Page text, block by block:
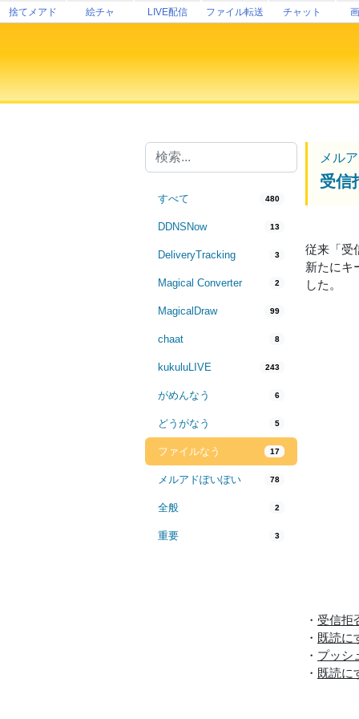
捨てメアド 絵チャ LIVE配信 ファイル転送 チャット
すべて 480
DDNSNow 13
DeliveryTracking 3
Magical Converter 2
MagicalDraw 99
chaat 8
kukuluLIVE 243
がめんなう 6
どうがなう 5
ファイルなう 17
メルアドぽいぽい 78
全般 2
重要 3
メル
受信
従来「受
新たにキ
した。
・ 受信拒
・ 既読に
・ プッシ
・ 既読に